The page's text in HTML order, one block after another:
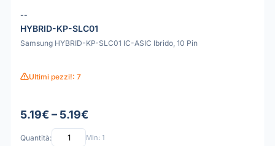
--
HYBRID-KP-SLC01
Samsung HYBRID-KP-SLC01 IC-ASIC Ibrido, 10 Pin
Ultimi pezzi!: 7
5.19€ – 5.19€
Quantità: Min: 1